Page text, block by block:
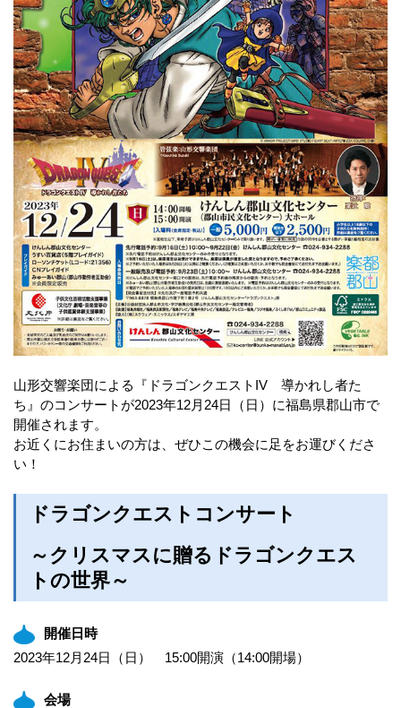
山形交響楽団による『ドラゴンクエストIV 導かれし者た
ち』のコンサートが2023年12月24日（日）に福島県郡山市で
開催されます。
お近くにお住まいの方は、ぜひこの機会に足をお運びくださ
い！
ドラゴンクエストコンサート
～クリスマスに贈るドラゴンクエス
トの世界～
開催日時
2023年12月24日（日） 15:00開演（14:00開場）
会場